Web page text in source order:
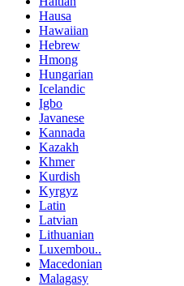
Hausa
Hawaiian
Hebrew
Hmong
Hungarian
Icelandic
Igbo
Javanese
Kannada
Kazakh
Khmer
Kurdish
Kyrgyz
Latin
Latvian
Lithuanian
Luxembou..
Macedonian
Malagasy